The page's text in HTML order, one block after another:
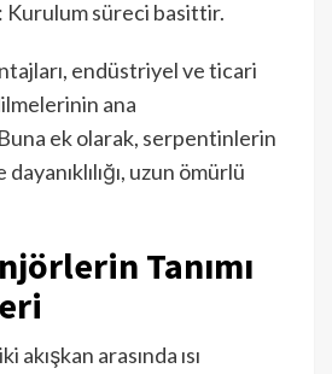
: Kurulum süreci basittir.
endüstriyel ve ticari
ana
ek olarak, serpentinlerin
uzun ömürlü
Tanımı
arasında ısı